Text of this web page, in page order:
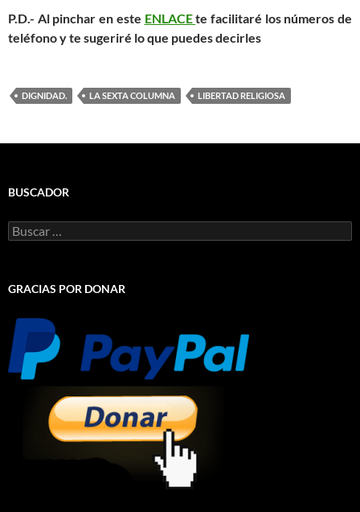
P.D.- Al pinchar en este ENLACEte facilitaré los números de
teléfono y te sugeriré lo que puedes decirles
DIGNIDAD. LA SEXTA COLUMNA LIBERTAD RELIGIOSA
BUSCADOR
Buscar:
GRACIAS POR DONAR